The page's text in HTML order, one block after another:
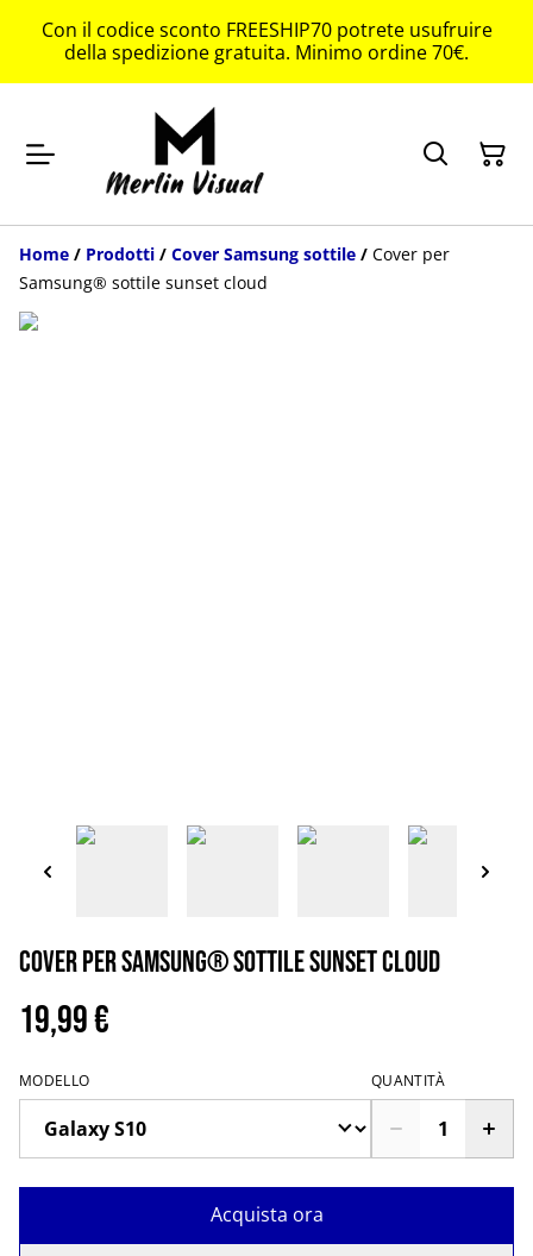
Con il codice sconto FREESHIP70 potrete usufruire
della spedizione gratuita. Minimo ordine 70€.
Home / Prodotti / Cover Samsung sottile / Cover per
Samsung® sottile sunset cloud
Cover per Samsung® sottile sunset cloud
19,99 €
MODELLO QUANTITÀ
Acquista ora